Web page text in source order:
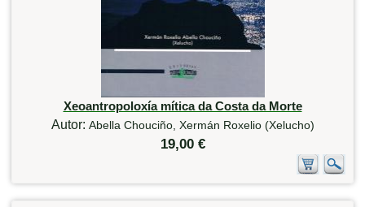
Xeoantropoloxía mítica da Costa da Morte
Autor: Abella Chouciño, Xermán Roxelio (Xelucho)
19,00 €